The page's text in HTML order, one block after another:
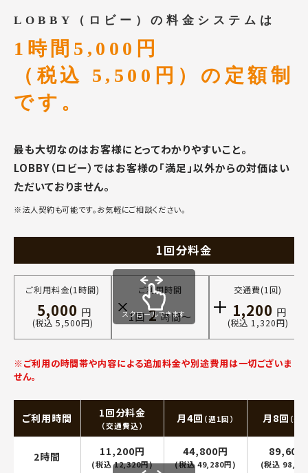
LOBBY（ロビー）の料金システムは
1時間5,000円
（税込 5,500円）の定額制
です。
最も大切なのはお客様にとってわかりやすいこと。
LOBBY（ロビー）ではお客様の「満足」以外からの対価はい
ただいておりません。
※法人契約も可能です。お気軽にご相談ください。
1回分料金
ご利用料金(1時間)
5,000 円
(税込 5,500円)
ご利用時間
1回 2 時間〜
交通費(1回)
1,200 円
(税込 1,320円)
スクロールできます
※ご利用の時間帯や内容による追加料金や別途費用は一切ございま
せん。
ご利用時間 1回分料金
（交通費込）
月4回 （週1回） 月8回 （週
2時間 11,200円
(税込 12,320円)
44,800円
(税込 49,280円)
89,600
(税込